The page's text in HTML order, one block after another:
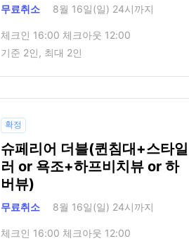
무료취소 8월 16일(일) 24시까지
체크인 16:00 체크아웃 12:00
기준 2인, 최대 2인
확정
슈페리어 더블(퀸침대+스타일
러 or 욕조+하프비치뷰 or 하
버뷰)
무료취소 8월 16일(일) 24시까지
체크인 16:00 체크아웃 12:00